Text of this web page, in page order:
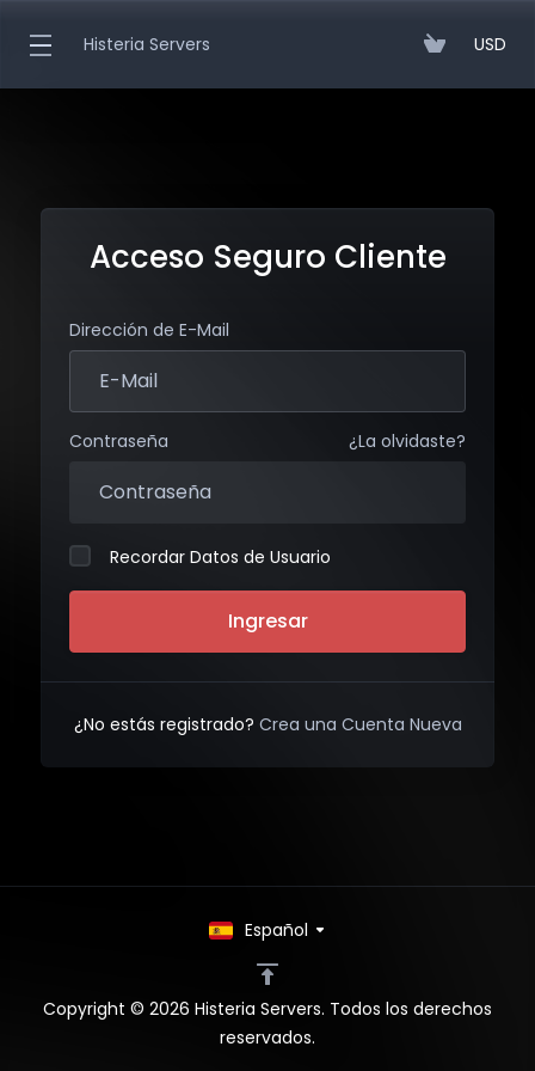
Histeria Servers USD
Acceso Seguro Cliente
Dirección de E-Mail
Contraseña ¿La olvidaste?
Recordar Datos de Usuario
¿No estás registrado? Crea una Cuenta Nueva
Copyright © 2026 Histeria Servers. Todos los derechos
reservados.
Español